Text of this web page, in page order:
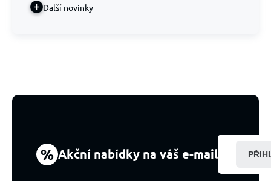
Další novinky
% Akční nabídky na váš e-mail